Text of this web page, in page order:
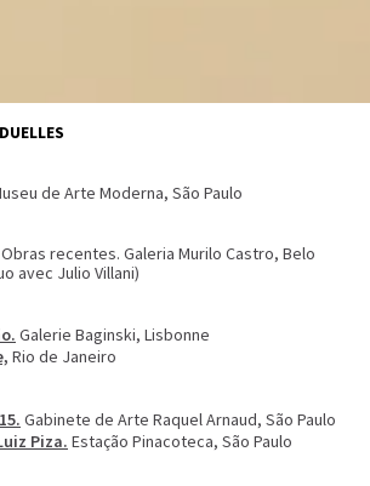
de Arte Moderna, São Paulo
recentes. Galeria Murilo Castro, Belo
avec Julio Villani)
Galerie Baginski, Lisbonne
Rio de Janeiro
Gabinete de Arte Raquel Arnaud, São Paulo
Piza. Estação Pinacoteca, São Paulo